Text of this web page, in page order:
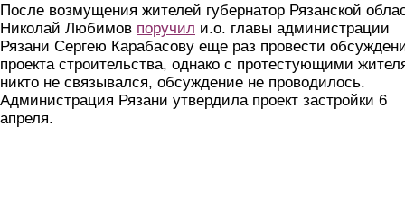
После возмущения жителей губернатор Рязанской
Николай Любимов поручил и.о. главы администрации
Рязани Сергею Карабасову еще раз провести
проекта строительства, однако с протестующими
никто не связывался, обсуждение не проводилось.
Администрация Рязани утвердила проект застройки 6
апреля.